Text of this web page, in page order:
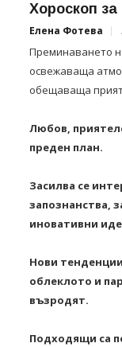
Хороскоп за
Елена Фотева
Преминаването
освежаваща
обещаваща
Любов,
преден план.
Засилва се
запознанства,
иновативни
Нови
облеклото и
възродят.
Подходящи са